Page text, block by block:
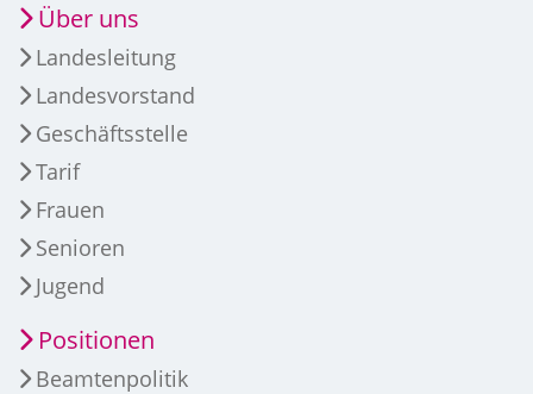
Über uns
Landesleitung
Landesvorstand
Geschäftsstelle
Tarif
Frauen
Senioren
Jugend
Positionen
Beamtenpolitik